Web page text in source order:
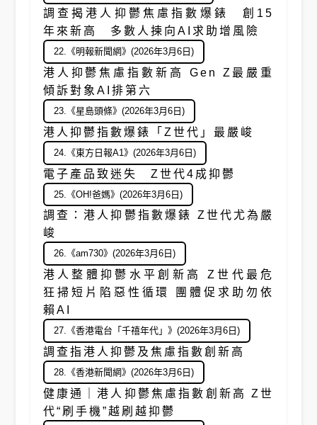
調查揭港人抑鬱焦慮指數爆錶 創15
年來新高 多數人揀向AI求助增風險
22.《明報新聞網》(2026年3月6日)
港人抑鬱焦慮指數新高 Gen Z最嚴重
傾訴對象AI排第六
23.《星島頭條》(2026年3月6日)
港人抑鬱指數爆錶「Z世代」最嚴峻
24.《東方日報A1》(2026年3月6日)
電子產品致迷失 Z世代4成抑鬱
25.《OH!爸媽》(2026年3月6日)
調查：港人抑鬱指數爆錶 Z世代尤為嚴
峻
26.《am730》(2026年3月6日)
港人整體抑鬱水平創新高 Z世代最危
狂掃短片陷惡性循環 團體促求助勿依
賴AI
27.《香港電台「千禧年代」》(2026年3月6日)
調查指港人抑鬱及焦慮指數創新高
28.《香港新聞網》(2026年3月6日)
健康通｜港人抑鬱焦慮指數創新高 Z世
代“刷手機”越刷越抑鬱